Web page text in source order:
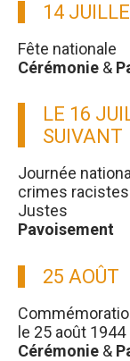
14
Fête nationale
Cérémonie &
LE 16
SUIVANT
Journée
crimes
Justes
Pavoisement
25 AOÛT
le 25 août 1944
Cérémonie &